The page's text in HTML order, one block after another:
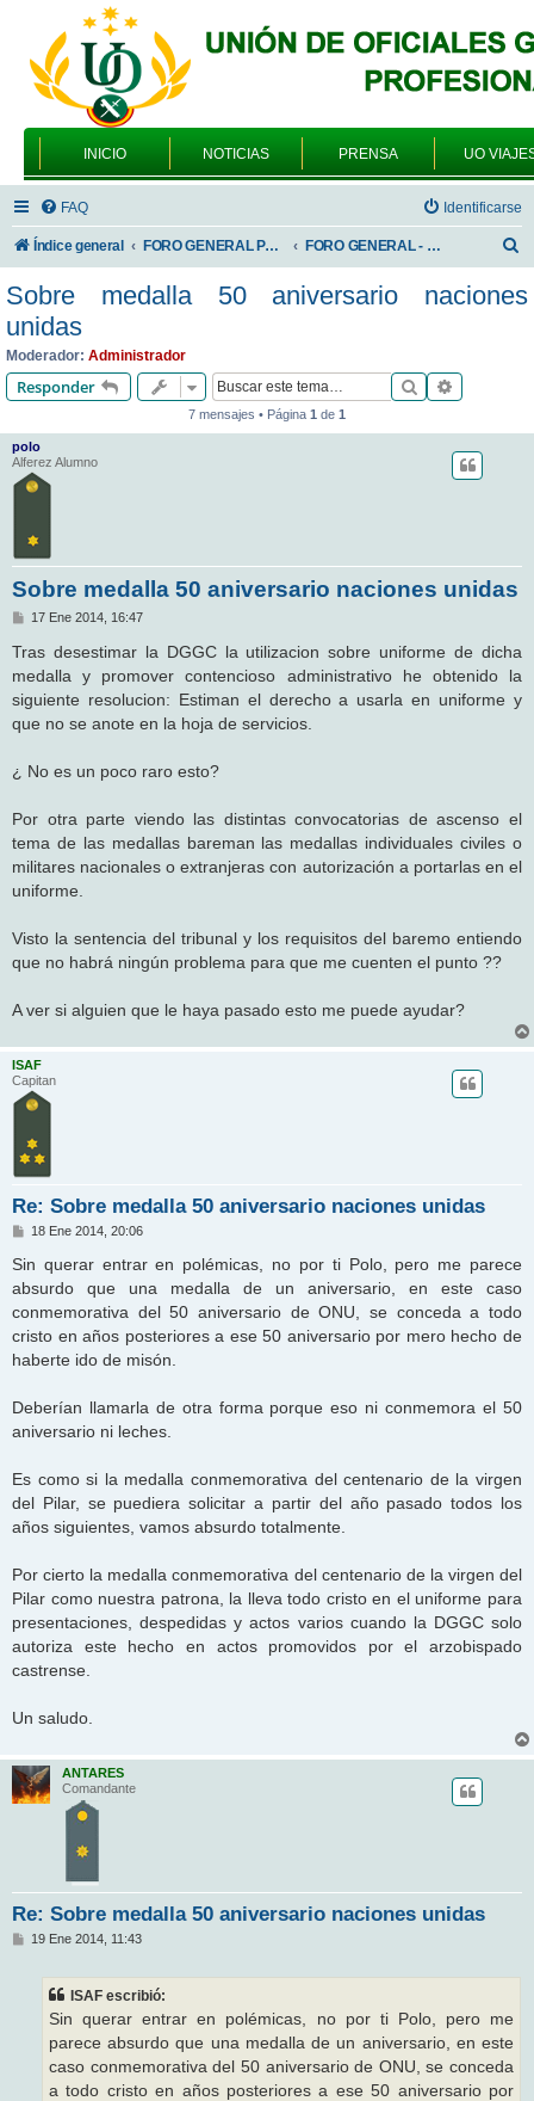
INICIO NOTICIAS PRENSA UO
FAQ Identificarse
Índice general FORO GENERAL PARA TODOS LOS USUARIOS FORO GENERAL - TEMAS PROFESIONALES
s
Sobre medalla 50 aniversario naciones
unidas
Moderador: Administrador
Responder Buscar
7 mensajes • Página 1 de 1
polo
Alferez Alumno
Sobre medalla 50 aniversario naciones unidas
M
n
s
a
e
17 Ene 2014, 16:47
Tras desestimar la DGGC la utilizacion sobre uniforme de dicha
medalla y promover contencioso administrativo he obtenido la
siguiente resolucion: Estiman el derecho a usarla en uniforme y
que no se anote en la hoja de servicios.
¿ No es un poco raro esto?
Por otra parte viendo las distintas convocatorias de ascenso el
tema de las medallas bareman las medallas individuales civiles o
militares nacionales o extranjeras con autorización a portarlas en el
uniforme.
Visto la sentencia del tribunal y los requisitos del baremo entiendo
que no habrá ningún problema para que me cuenten el punto ??
A ver si alguien que le haya pasado esto me puede ayudar?
ISAF
Capitan
Re: Sobre medalla 50 aniversario naciones unidas
M
n
a
j
e
18 Ene 2014, 20:06
Sin querar entrar en polémicas, no por ti Polo, pero me parece
absurdo que una medalla de un aniversario, en este caso
conmemorativa del 50 aniversario de ONU, se conceda a todo
cristo en años posteriores a ese 50 aniversario por mero hecho de
haberte ido de misón.
Deberían llamarla de otra forma porque eso ni conmemora el 50
aniversario ni leches.
Es como si la medalla conmemorativa del centenario de la virgen
del Pilar, se puediera solicitar a partir del año pasado todos los
años siguientes, vamos absurdo totalmente.
Por cierto la medalla conmemorativa del centenario de la virgen del
Pilar como nuestra patrona, la lleva todo cristo en el uniforme para
presentaciones, despedidas y actos varios cuando la DGGC solo
autoriza este hecho en actos promovidos por el arzobispado
castrense.
Un saludo.
ANTARES
Comandante
Re: Sobre medalla 50 aniversario naciones unidas
M19 Ene 2014, 11:43
ISAF escribió:
Sin querar entrar en polémicas, no por ti Polo, pero me
parece absurdo que una medalla de un aniversario, en este
caso conmemorativa del 50 aniversario de ONU, se conceda
a todo cristo en años posteriores a ese 50 aniversario por